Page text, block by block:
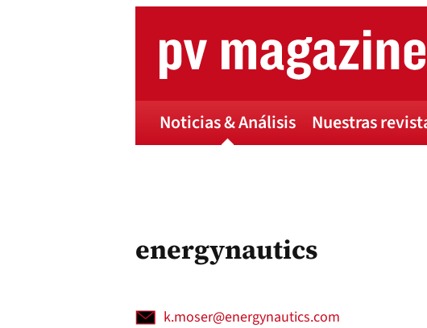
Noticias & Análisis Nuestras
energynautics
k.moser@energynautics.com